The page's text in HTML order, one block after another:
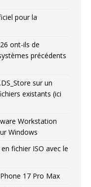
pour la
ont-ils de
précédents
sur un
existants (ici
Workstation
Windows
fichier ISO avec le
17 Pro Max